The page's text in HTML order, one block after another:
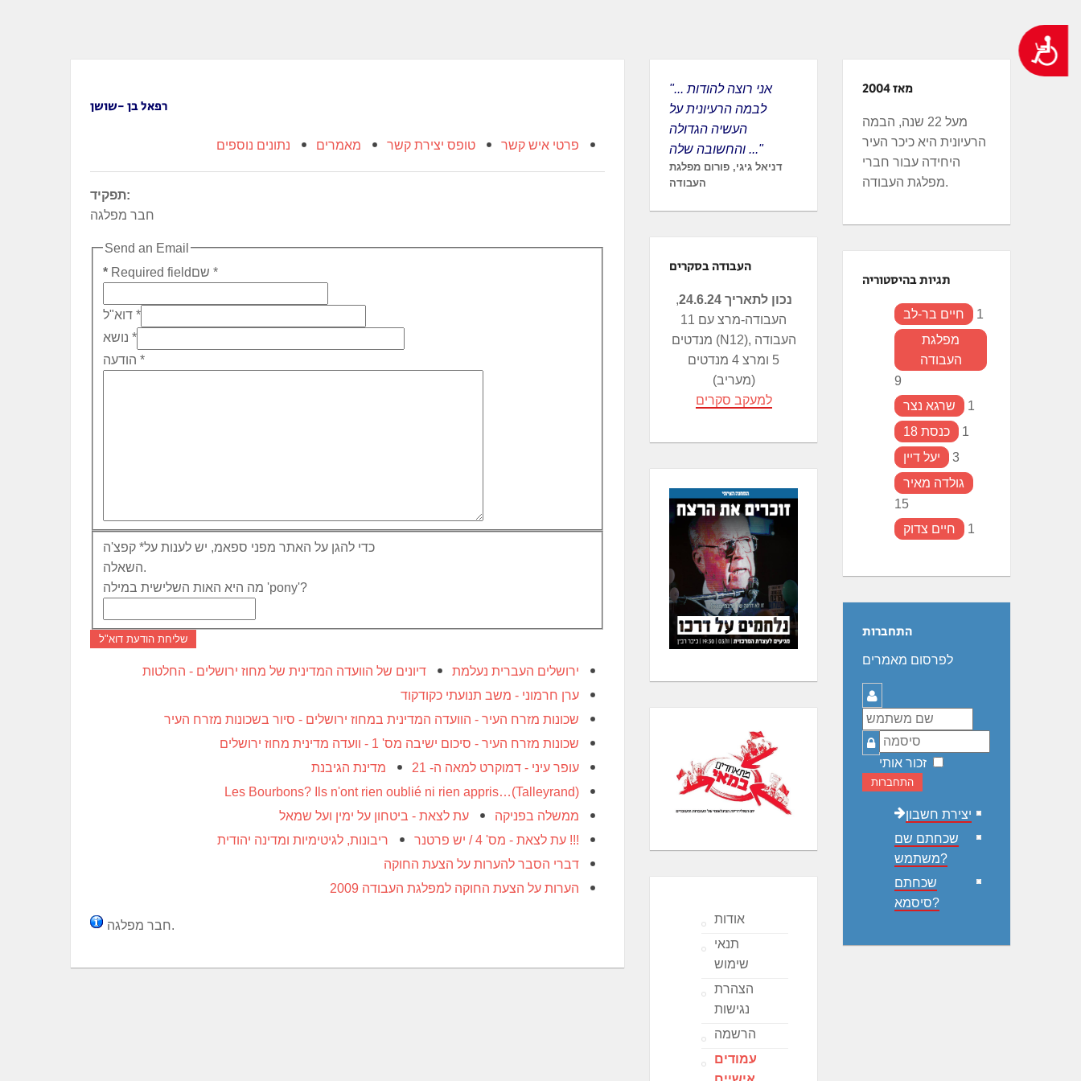
נגישות
רפאל בן -שושן
פרטי איש קשר טופס יצירת קשר מאמרים נתונים נוספים
תפקיד:
חבר מפלגה
Send an Email
* Required fieldשם *
דוא"ל *
נושא *
הודעה *
קפצ'ה *כדי להגן על האתר מפני ספאמ, יש לענות על
השאלה.
מה היא האות השלישית במילה 'pony'?
שליחת הודעת דוא"ל
ירושלים העברית נעלמת
דיונים של הוועדה המדינית של מחוז ירושלים - החלטות
ערן חרמוני - משב תנועתי כקודקוד
שכונות מזרח העיר - הוועדה המדינית במחוז ירושלים - סיור בשכונות מזרח העיר
שכונות מזרח העיר - סיכום ישיבה מס' 1 - וועדה מדינית מחוז ירושלים
עופר עיני - דמוקרט למאה ה- 21
מדינת הגיבנת
Les Bourbons? Ils n'ont rien oublié ni rien appris…(Talleyrand)
ממשלה בפניקה
עת לצאת - ביטחון על ימין ועל שמאל
עת לצאת - מס' 4 / יש פרטנר !!!
ריבונות, לגיטימיות ומדינה יהודית
דברי הסבר להערות על הצעת החוקה
הערות על הצעת החוקה למפלגת העבודה 2009
חבר מפלגה.
"... אני רוצה להודות
לבמה הרעיונית על
העשיה הגדולה
והחשובה שלה ..."
דניאל גיגי, פורום מפלגת
העבודה
מאז 2004
מעל 22 שנה, הבמה
הרעיונית היא כיכר העיר
היחידה עבור חברי
מפלגת העבודה.
העבודה בסקרים
נכון לתאריך 24.6.24
,
העבודה-מרצ עם 11
מנדטים (N12), העבודה
5 ומרצ 4 מנדטים
(מעריב)
למעקב סקרים
תגיות בהיסטוריה
חיים בר-לב
1
מפלגת
העבודה
9
שרגא נצר
1
כנסת 18
1
יעל דיין
3
גולדה מאיר
15
חיים צדוק
1
התחברות
לפרסום מאמרים
שם
משתמש
סיסמה
זכור אותי
התחברות
יצירת חשבון
שכחתם שם
משתמש?
שכחתם
סיסמא?
אודות
תנאי
שימוש
הצהרת
נגישות
הרשמה
עמודים